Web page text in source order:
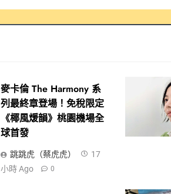
麥卡倫 The Harmony 系
列最終章登場！免稅限定
《椰風煖韻》桃園機場全
球首發
跳跳虎（蔡虎虎）
17
小時 Ago
0